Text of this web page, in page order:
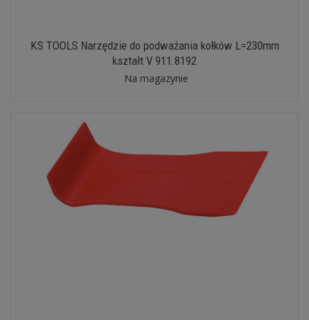
KS TOOLS Narzędzie do podważania kołków L=230mm
kształt V 911.8192
Na magazynie